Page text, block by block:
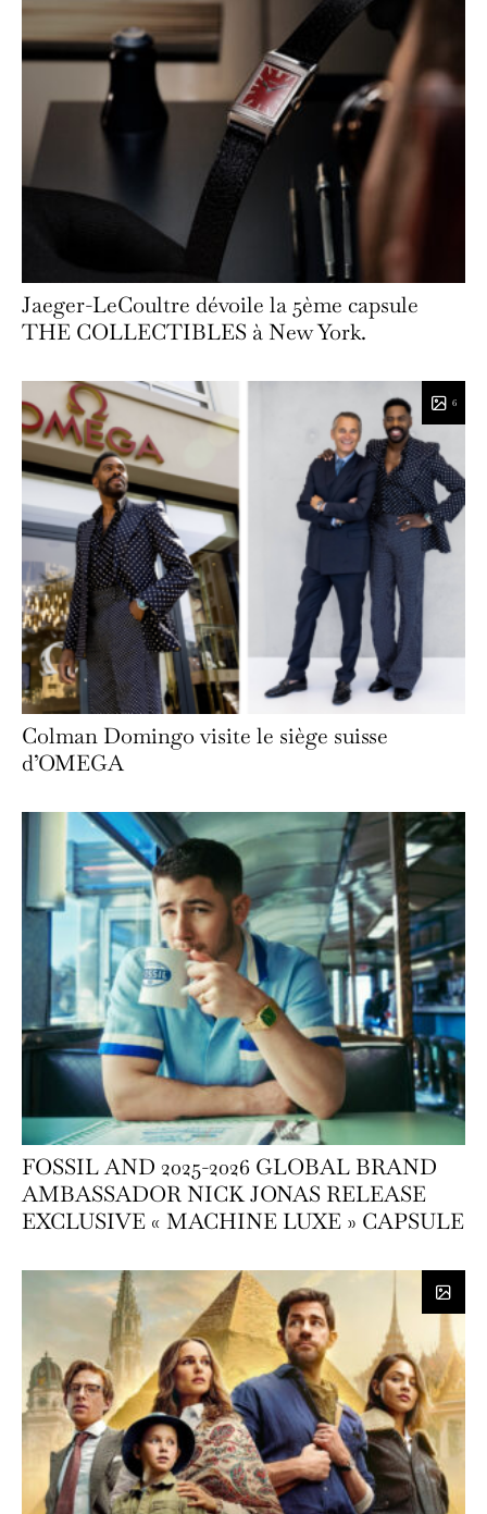
Jaeger-LeCoultre dévoile la 5ème capsule
THE COLLECTIBLES à New York.
6
Colman Domingo visite le siège suisse
d’OMEGA
FOSSIL AND 2025-2026 GLOBAL BRAND
AMBASSADOR NICK JONAS RELEASE
EXCLUSIVE « MACHINE LUXE » CAPSULE